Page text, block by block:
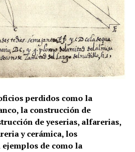
perdidos como la
la construcción de
de yeserias, alfarerias,
y cerámica, los
ejemplos de como la